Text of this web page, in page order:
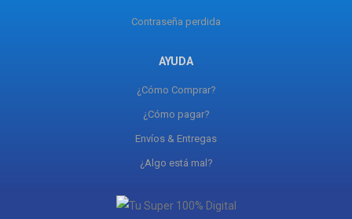
Contraseña perdida
AYUDA
¿Cómo Comprar?
¿Cómo pagar?
Envíos & Entregas
¿Algo está mal?